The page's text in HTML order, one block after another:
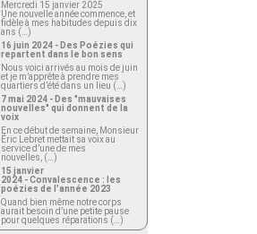
Mercredi 15 janvier 2025
Une nouvelle année commence, et
fidèle à mes habitudes depuis dix
ans (…)
16 juin 2024 - Des Poézies qui
repartent dans le bon sens
Nous voici arrivés au mois de juin
et je m’apprête à prendre mes
quartiers d’été dans un lieu (…)
7 mai 2024 - Des "mauvaises
nouvelles" qui donnent de la
voix
En ce début de semaine, Monsieur
Éric Lebret mettait sa voix au
service d’une de mes
nouvelles, (…)
15 janvier
2024 - Convalescence : les
poézies de l’année 2023
Quand bien même notre corps
aurait besoin d’une petite pause
pour quelques réparations (…)